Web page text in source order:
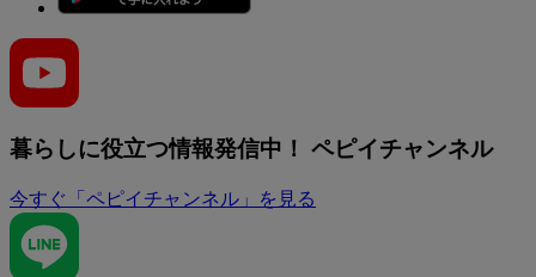
暮らしに役立つ情報発信中！ ペピイチャンネル
今すぐ「ペピイチャンネル」を見る